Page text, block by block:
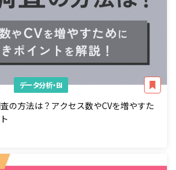
データ分析・BI
の方法は？アクセス数やCVを増やすた